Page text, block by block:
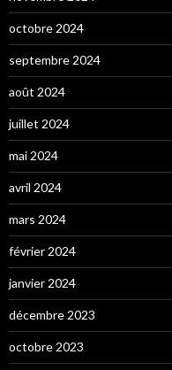
octobre 2024
septembre 2024
août 2024
juillet 2024
mai 2024
avril 2024
mars 2024
février 2024
janvier 2024
décembre 2023
octobre 2023